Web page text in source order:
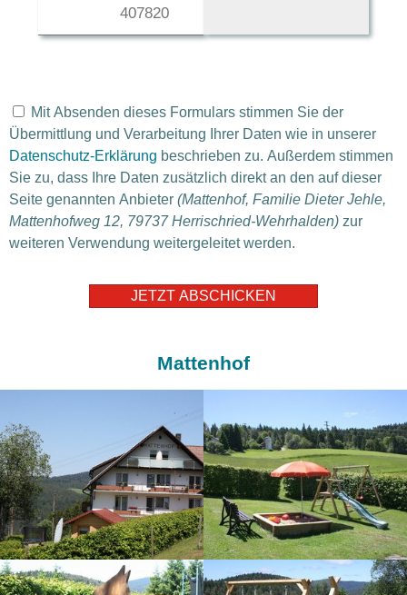
407820732
Mit Absenden dieses Formulars stimmen Sie der
Übermittlung und Verarbeitung Ihrer Daten wie in unserer
Datenschutz-Erklärung beschrieben zu. Außerdem stimmen
Sie zu, dass Ihre Daten zusätzlich direkt an den auf dieser
Seite genannten Anbieter (Mattenhof, Familie Dieter Jehle,
Mattenhofweg 12, 79737 Herrischried-Wehrhalden) zur
weiteren Verwendung weitergeleitet werden.
Mattenhof